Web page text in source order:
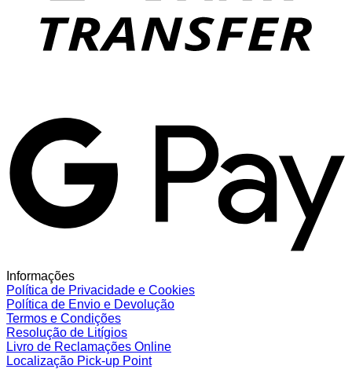
Informações
Política de Privacidade e Cookies
Política de Envio e Devolução
Termos e Condições
Resolução de Litígios
Livro de Reclamações Online
Localização Pick-up Point